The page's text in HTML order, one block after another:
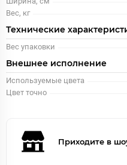
Вес, кг
Технические
Вес упаковки
Внешнее исполнение
Используемые цвета
Цвет точно
Приходите в